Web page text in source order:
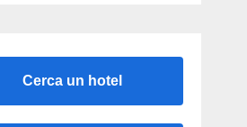
Cerca un hotel